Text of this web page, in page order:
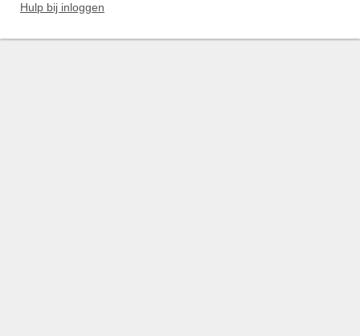
Hulp bij inloggen